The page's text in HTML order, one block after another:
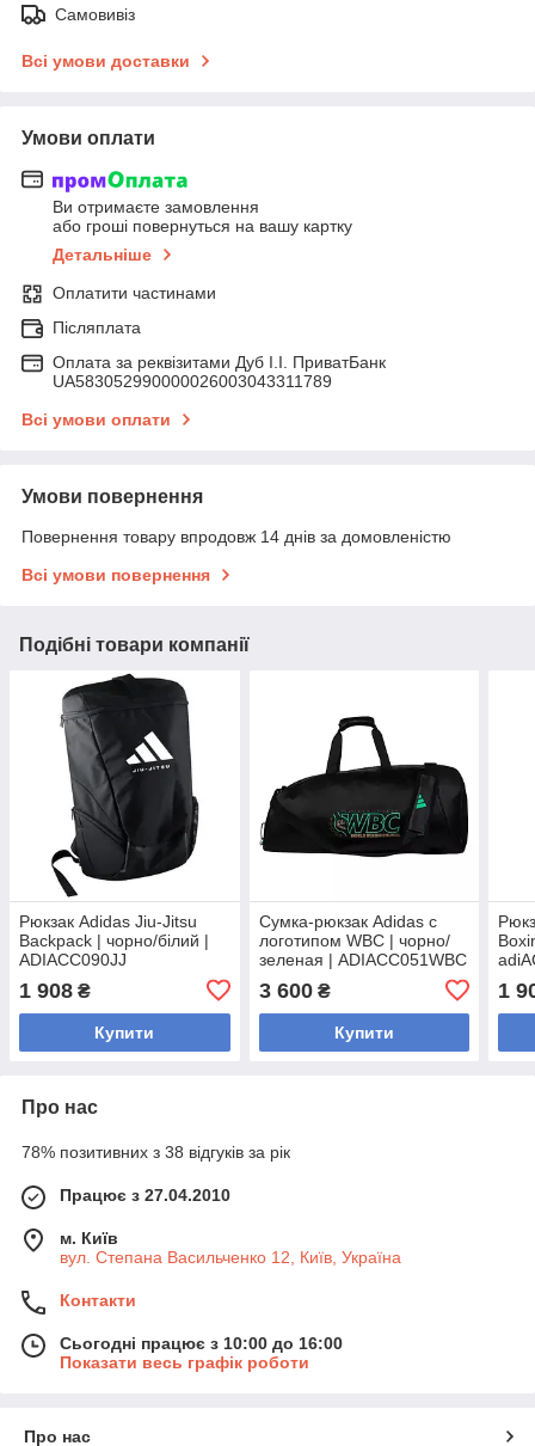
Самовивіз
Всі умови доставки
Умови оплати
Ви отримаєте замовлення
або гроші повернуться на вашу картку
Детальніше
Оплатити частинами
Післяплата
Оплата за реквізитами Дуб І.І. ПриватБанк
UA583052990000026003043311789
Всі умови оплати
Умови повернення
Повернення товару впродовж 14 днів за домовленістю
Всі умови повернення
Подібні товари компанії
Рюкзак Adidas Jiu-Jitsu
Backpack | чорно/білий |
ADIACC090JJ
1 908 ₴
Купити
Сумка-рюкзак Adidas с
логотипом WBC | чорно/
зеленая | ADIACC051WBC
3 600₴
Купити
1
Про нас
78% позитивних з 38 відгуків за рік
Працює з 27.04.2010
м. Київ
вул. Степана Васильченко 12, Київ, Україна
Контакти
Сьогодні працює з 10:00 до 16:00
Показати весь графік роботи
Про нас